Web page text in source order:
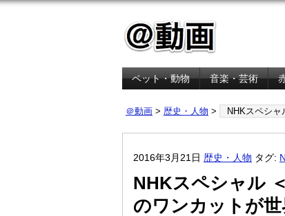
ペット・動物 音楽・芸術
＠動画 > 歴史・人物 > NHKスペシ
2016年3月21日 歴史・人物 タグ:
NHKスペシャル
のワンカットが世